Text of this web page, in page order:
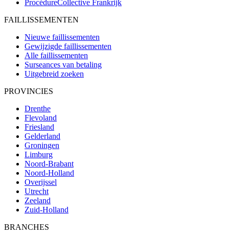
ProcédureCollective Frankrijk
FAILLISSEMENTEN
Nieuwe faillissementen
Gewijzigde faillissementen
Alle faillissementen
Surseances van betaling
Uitgebreid zoeken
PROVINCIES
Drenthe
Flevoland
Friesland
Gelderland
Groningen
Limburg
Noord-Brabant
Noord-Holland
Overijssel
Utrecht
Zeeland
Zuid-Holland
BRANCHES